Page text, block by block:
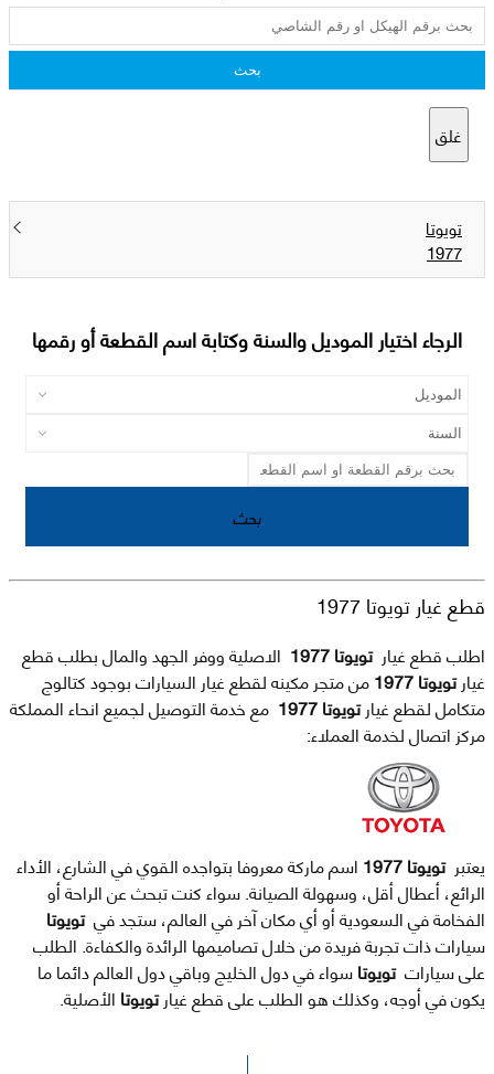
بحث
غلق
تويوتا
1977
الرجاء اختيار الموديل والسنة وكتابة اسم القطعة أو رقمها
بحث
قطع غيار تويوتا 1977
اطلب قطع غيار تويوتا 1977
الاصلية ووفر الجهد والمال بطلب قطع
غيارتويوتا 1977
من متجر مكينه لقطع غيار السيارات بوجود كتالوج
متكامل لقطع غيارتويوتا 1977
مع خدمة التوصيل لجميع انحاء المملكة
مركز اتصال لخدمة العملاء:
يعتبرتويوتا 1977
اسم ماركة معروفا بتواجده القوي في الشارع، الأداء
الرائع، أعطال أقل، وسهولة الصيانة. سواء كنت تبحث عن الراحة أو
الفخامة في السعودية أو أي مكان آخر في العالم، ستجد فيتويوتا
سيارات ذات تجربة فريدة من خلال تصاميمها الرائدة والكفاءة. الطلب
على سياراتتويوتاسواء في دول الخليج وباقي دول العالم دائما ما
يكون في أوجه، وكذلك هو الطلب على قطع غيارتويوتا الأصلية.